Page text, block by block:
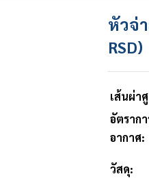
หัวจ่
RSD)
เส้นผ่า
อัตราก
อากาศ:
วัสดุ: